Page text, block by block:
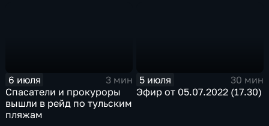
6 июля
3 мин
Спасатели и прокуроры
вышли в рейд по тульским
пляжам
5 июля
30 мин
Эфир от 05.07.2022 (17.30)